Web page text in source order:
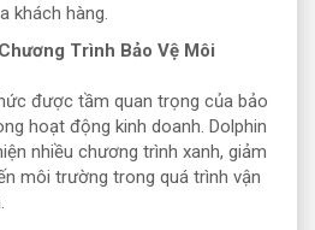
khách hàng.
Trình Bảo Vệ Môi
được tầm quan trọng của bảo
hoạt động kinh doanh. Dolphin
nhiều chương trình xanh, giảm
môi trường trong quá trình vận